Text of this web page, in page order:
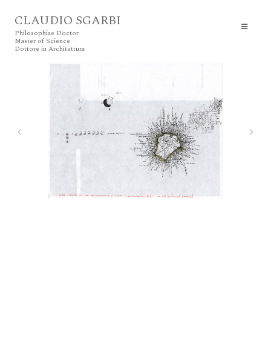
CLAUDIO SGARBI
Philosophiae Doctor
Master of Science
Dottore in Architettura